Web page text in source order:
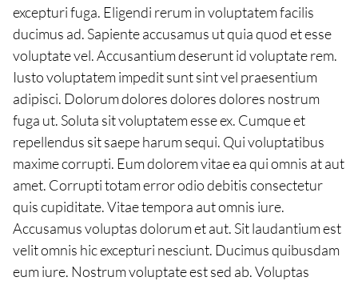
excepturi fuga. Eligendi rerum in voluptatem facilis
ducimus ad. Sapiente accusamus ut quia quod et esse
voluptate vel. Accusantium deserunt id voluptate rem.
Iusto voluptatem impedit sunt sint vel praesentium
adipisci. Dolorum dolores dolores dolores nostrum
fuga ut. Soluta sit voluptatem esse ex. Cumque et
repellendus sit saepe harum sequi. Qui voluptatibus
maxime corrupti. Eum dolorem vitae ea qui omnis at aut
amet. Corrupti totam error odio debitis consectetur
quis cupiditate. Vitae tempora aut omnis iure.
Accusamus voluptas dolorum et aut. Sit laudantium est
velit omnis hic excepturi nesciunt. Ducimus quibusdam
eum iure. Nostrum voluptate est sed ab. Voluptas